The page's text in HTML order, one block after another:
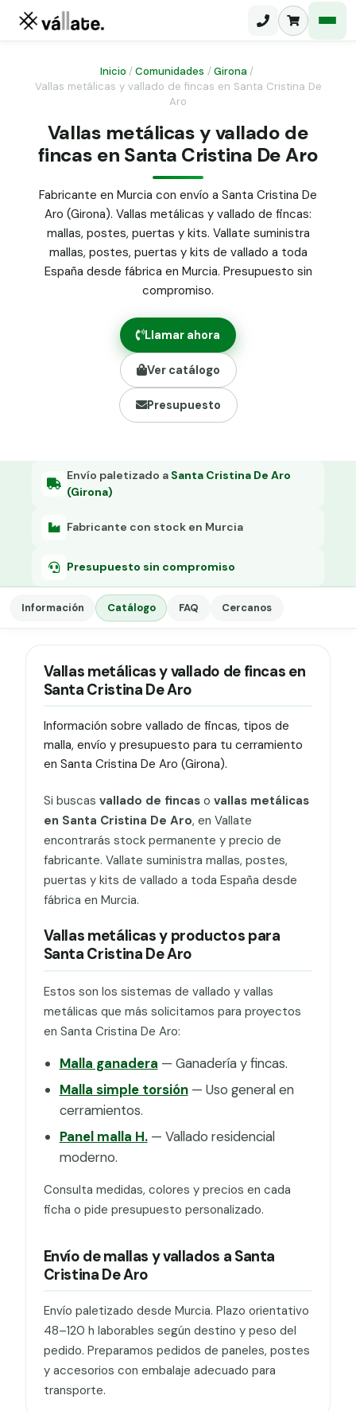
Malla electrosoldada
Malla ganadera
Malla triple torsión
Panel malla H.
Puerta abatible dos hojas
Puerta acceso peatonal
Poste malla Hércules
Poste malla simple torsión
Alambre de espino galvanizado
Alambre liso galvanizado
Malla ocultación 70 g/m² verde
Abrazadera PVC malla H.
Grapa malla H.
Grapadora
Inicio /Comunidades / Girona /
Vallas metálicas y vallado de fincas en Santa Cristina De
Aro
Vallas metálicas y vallado de
fincas en Santa Cristina De Aro
Fabricante en Murcia con envío a Santa Cristina De
Aro (Girona). Vallas metálicas y vallado de fincas:
mallas, postes, puertas y kits. Vallate suministra
mallas, postes, puertas y kits de vallado a toda
España desde fábrica en Murcia. Presupuesto sin
compromiso.
Llamar ahora
Ver catálogo
Presupuesto
Envío paletizado a Santa Cristina De Aro
(Girona)
Fabricante con stock en Murcia
Presupuesto sin compromiso
Información Catálogo FAQ Cercanos
Vallas metálicas y vallado de fincas en
Santa Cristina De Aro
Información sobre vallado de fincas, tipos de
malla, envío y presupuesto para tu cerramiento
en Santa Cristina De Aro (Girona).
Si buscas vallado de fincaso vallas metálicas
en Santa Cristina De Aro, en Vallate
encontrarás stock permanente y precio de
fabricante. Vallate suministra mallas, postes,
puertas y kits de vallado a toda España desde
fábrica en Murcia.
Vallas metálicas y productos para
Santa Cristina De Aro
Estos son los sistemas de vallado y vallas
metálicas que más solicitamos para proyectos
en Santa Cristina De Aro:
Malla ganadera — Ganadería y fincas.
Malla simple torsión— Uso general en
cerramientos.
Panel malla H.— Vallado residencial
moderno.
Consulta medidas, colores y precios en cada
ficha o pide presupuesto personalizado.
Envío de mallas y vallados a Santa
Cristina De Aro
Envío paletizado desde Murcia. Plazo orientativo
48–120 h laborables según destino y peso del
pedido. Preparamos pedidos de paneles, postes
y accesorios con embalaje adecuado para
transporte.